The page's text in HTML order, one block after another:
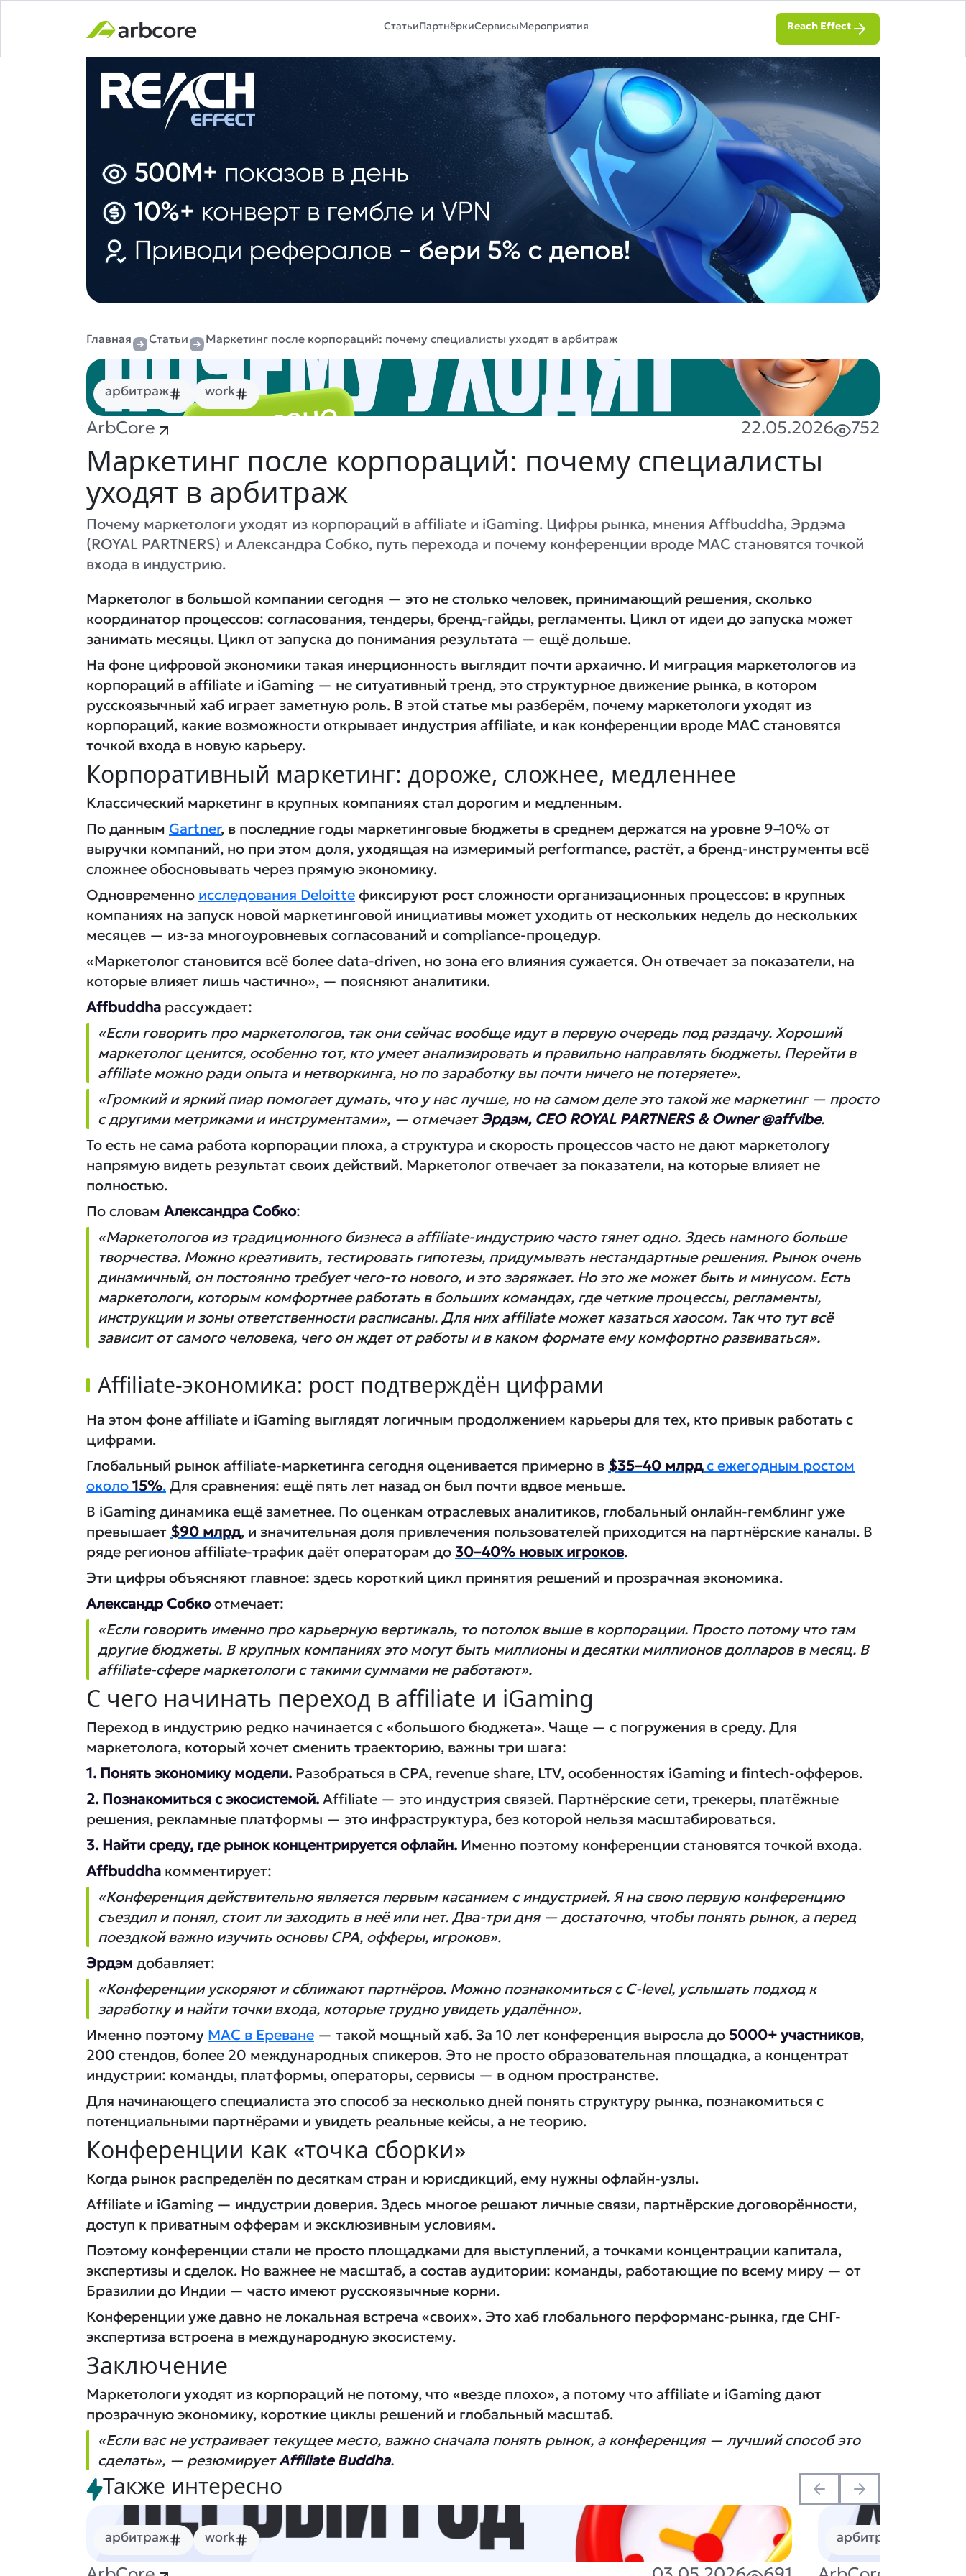
СтатьиПартнёркиСервисыМероприятия Reach Effect
Главная Статьи Маркетинг после корпораций: почему специалисты уходят в арбитраж
арбитраж work
ArbCore 22.05.2026 752
Маркетинг после корпораций: почему специалисты
уходят в арбитраж
Почему маркетологи уходят из корпораций в affiliate и iGaming. Цифры рынка, мнения Affbuddha, Эрдэма
(ROYAL PARTNERS) и Александра Собко, путь перехода и почему конференции вроде MAC становятся точкой
входа в индустрию.
Маркетолог в большой компании сегодня — это не столько человек, принимающий решения, сколько
координатор процессов: согласования, тендеры, бренд-гайды, регламенты. Цикл от идеи до запуска может
занимать месяцы. Цикл от запуска до понимания результата — ещё дольше.
На фоне цифровой экономики такая инерционность выглядит почти архаично. И миграция маркетологов из
корпораций в affiliate и iGaming — не ситуативный тренд, это структурное движение рынка, в котором
русскоязычный хаб играет заметную роль. В этой статье мы разберём, почему маркетологи уходят из
корпораций, какие возможности открывает индустрия affiliate, и как конференции вроде MAC становятся
точкой входа в новую карьеру.
Корпоративный маркетинг: дороже, сложнее, медленнее
Классический маркетинг в крупных компаниях стал дорогим и медленным.
По данным Gartner, в последние годы маркетинговые бюджеты в среднем держатся на уровне 9–10% от
выручки компаний, но при этом доля, уходящая на измеримый performance, растёт, а бренд-инструменты всё
сложнее обосновывать через прямую экономику.
Одновременно исследования Deloitteфиксируют рост сложности организационных процессов: в крупных
компаниях на запуск новой маркетинговой инициативы может уходить от нескольких недель до нескольких
месяцев — из-за многоуровневых согласований и compliance-процедур.
«Маркетолог становится всё более data-driven, но зона его влияния сужается. Он отвечает за показатели, на
которые влияет лишь частично», — поясняют аналитики.
Affbuddha рассуждает:
«Если говорить про маркетологов, так они сейчас вообще идут в первую очередь под раздачу. Хороший
маркетолог ценится, особенно тот, кто умеет анализировать и правильно направлять бюджеты. Перейти в
affiliate можно ради опыта и нетворкинга, но по заработку вы почти ничего не потеряете».
«Громкий и яркий пиар помогает думать, что у нас лучше, но на самом деле это такой же маркетинг — просто
с другими метриками и инструментами», — отмечаетЭрдэм, CEO ROYAL PARTNERS & Owner @affvibe.
То есть не сама работа корпорации плоха, а структура и скорость процессов часто не дают маркетологу
напрямую видеть результат своих действий. Маркетолог отвечает за показатели, на которые влияет не
полностью.
По словам Александра Собко:
«Маркетологов из традиционного бизнеса в affiliate-индустрию часто тянет одно. Здесь намного больше
творчества. Можно креативить, тестировать гипотезы, придумывать нестандартные решения. Рынок очень
динамичный, он постоянно требует чего-то нового, и это заряжает. Но это же может быть и минусом. Есть
маркетологи, которым комфортнее работать в больших командах, где четкие процессы, регламенты,
инструкции и зоны ответственности расписаны. Для них affiliate может казаться хаосом. Так что тут всё
зависит от самого человека, чего он ждет от работы и в каком формате ему комфортно развиваться».
Affiliate-экономика: рост подтверждён цифрами
На этом фоне affiliate и iGaming выглядят логичным продолжением карьеры для тех, кто привык работать с
цифрами.
Глобальный рынок affiliate-маркетинга сегодня оценивается примерно в $35–40 млрдс ежегодным ростом
около15%.Для сравнения: ещё пять лет назад он был почти вдвое меньше.
В iGaming динамика ещё заметнее. По оценкам отраслевых аналитиков, глобальный онлайн-гемблинг уже
превышает $90 млрд, и значительная доля привлечения пользователей приходится на партнёрские каналы. В
ряде регионов affiliate-трафик даёт операторам до 30–40% новых игроков.
Эти цифры объясняют главное: здесь короткий цикл принятия решений и прозрачная экономика.
Александр Собкоотмечает:
«Если говорить именно про карьерную вертикаль, то потолок выше в корпорации. Просто потому что там
другие бюджеты. В крупных компаниях это могут быть миллионы и десятки миллионов долларов в месяц. В
affiliate-сфере маркетологи с такими суммами не работают».
С чего начинать переход в affiliate и iGaming
Переход в индустрию редко начинается с «большого бюджета». Чаще — с погружения в среду. Для
маркетолога, который хочет сменить траекторию, важны три шага:
1. Понять экономику модели. Разобраться в CPA, revenue share, LTV, особенностях iGaming и fintech-офферов.
2. Познакомиться с экосистемой.Affiliate — это индустрия связей. Партнёрские сети, трекеры, платёжные
решения, рекламные платформы — это инфраструктура, без которой нельзя масштабироваться.
3. Найти среду, где рынок концентрируется офлайн. Именно поэтому конференции становятся точкой входа.
Affbuddha комментирует:
«Конференция действительно является первым касанием с индустрией. Я на свою первую конференцию
съездил и понял, стоит ли заходить в неё или нет. Два-три дня — достаточно, чтобы понять рынок, а перед
поездкой важно изучить основы CPA, офферы, игроков».
Эрдэм добавляет:
«Конференции ускоряют и сближают партнёров. Можно познакомиться с C-level, услышать подход к
заработку и найти точки входа, которые трудно увидеть удалённо».
Именно поэтому MAC в Ереване — такой мощный хаб. За 10 лет конференция выросла до 5000+ участников,
200 стендов, более 20 международных спикеров. Это не просто образовательная площадка, а концентрат
индустрии: команды, платформы, операторы, сервисы — в одном пространстве.
Для начинающего специалиста это способ за несколько дней понять структуру рынка, познакомиться с
потенциальными партнёрами и увидеть реальные кейсы, а не теорию.
Конференции как «точка сборки»
Когда рынок распределён по десяткам стран и юрисдикций, ему нужны офлайн-узлы.
Affiliate и iGaming — индустрии доверия. Здесь многое решают личные связи, партнёрские договорённости,
доступ к приватным офферам и эксклюзивным условиям.
Поэтому конференции стали не просто площадками для выступлений, а точками концентрации капитала,
экспертизы и сделок. Но важнее не масштаб, а состав аудитории: команды, работающие по всему миру — от
Бразилии до Индии — часто имеют русскоязычные корни.
Конференции уже давно не локальная встреча «своих». Это хаб глобального перформанс-рынка, где СНГ-
экспертиза встроена в международную экосистему.
Заключение
Маркетологи уходят из корпораций не потому, что «везде плохо», а потому что affiliate и iGaming дают
прозрачную экономику, короткие циклы решений и глобальный масштаб.
«Если вас не устраивает текущее место, важно сначала понять рынок, а конференция — лучший способ это
сделать», — резюмируетAffiliate Buddha.
Также интересно
арбитраж work арбитраж